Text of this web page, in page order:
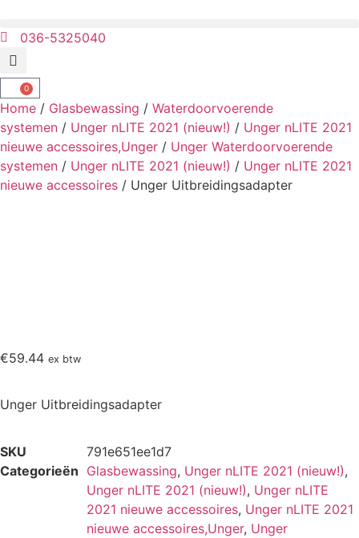
036-5325040
0
Home / Glasbewassing / Waterdoorvoerende
systemen / Unger nLITE 2021 (nieuw!) / Unger nLITE 2021
nieuwe accessoires,Unger / Unger Waterdoorvoerende
systemen / Unger nLITE 2021 (nieuw!) / Unger nLITE 2021
nieuwe accessoires / Unger Uitbreidingsadapter
€59.44 ex btw
Unger Uitbreidingsadapter
SKU
791e651ee1d7
Categorieën Glasbewassing, Unger nLITE 2021 (nieuw!),
Unger nLITE 2021 (nieuw!), Unger nLITE
2021 nieuwe accessoires, Unger nLITE 2021
nieuwe accessoires,Unger, Unger